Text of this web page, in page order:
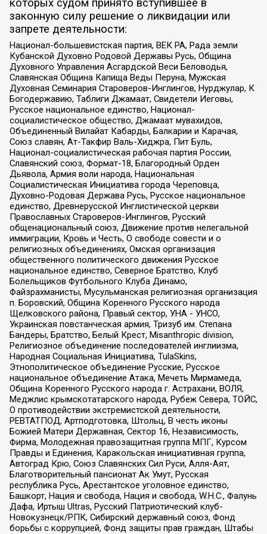
которых судом принято вступившее в
законную силу решение о ликвидации или
запрете деятельности:
Национал-большевистская партия, ВЕК РА, Рада земли
Кубанской Духовно Родовой Державы Русь, Община
Духовного Управления Асгардской Веси Беловодья,
Славянская Община Капища Веды Перуна, Мужская
Духовная Семинария Староверов-Инглингов, Нурджулар, К
Богодержавию, Таблиги Джамаат, Свидетели Иеговы,
Русское национальное единство, Национал-
социалистическое общество, Джамаат мувахидов,
Объединенный Вилайат Кабарды, Балкарии и Карачая,
Союз славян, Ат-Такфир Валь-Хиджра, Пит Буль,
Национал-социалистическая рабочая партия России,
Славянский союз, Формат-18, Благородный Орден
Дьявола, Армия воли народа, Национальная
Социалистическая Инициатива города Череповца,
Духовно-Родовая Держава Русь, Русское национальное
единство, Древнерусской Инглистической церкви
Православных Староверов-Инглингов, Русский
общенациональный союз, Движение против нелегальной
иммиграции, Кровь и Честь, О свободе совести и о
религиозных объединениях, Омская организация
общественного политического движения Русское
национальное единство, Северное Братство, Клуб
Болельщиков Футбольного Клуба Динамо,
Файзрахманисты, Мусульманская религиозная организация
п. Боровский, Община Коренного Русского народа
Щелковского района, Правый сектор, УНА - УНСО,
Украинская повстанческая армия, Тризуб им. Степана
Бандеры, Братство, Белый Крест, Misanthropic division,
Религиозное объединение последователей инглиизма,
Народная Социальная Инициатива, TulaSkins,
Этнополитическое объединение Русские, Русское
национальное объединение Атака, Мечеть Мирмамеда,
Община Коренного Русского народа г. Астрахани, ВОЛЯ,
Меджлис крымскотатарского народа, Рубеж Севера, ТОЙС,
О противодействии экстремистской деятельности,
РЕВТАТПОД, Артподготовка, Штольц, В честь иконы
Божией Матери Державная, Сектор 16, Независимость,
Фирма, Молодежная правозащитная группа МПГ, Курсом
Правды и Единения, Каракольская инициативная группа,
Автоград Крю, Союз Славянских Сил Руси, Алля-Аят,
Благотворительный пансионат Ак Умут, Русская
республика Русь, Арестантское уголовное единство,
Башкорт, Нация и свобода, Нация и свобода, W.H.С., Фалунь
Дафа, Иртыш Ultras, Русский Патриотический клуб-
Новокузнецк/РПК, Сибирский державный союз, Фонд
борьбы с коррупцией, Фонд защиты прав граждан, Штабы